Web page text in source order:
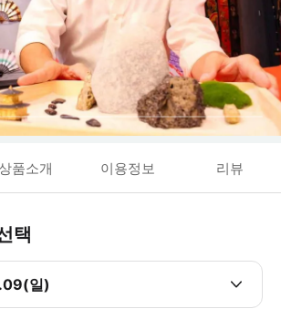
상품소개 이용정보 리뷰
택
일)